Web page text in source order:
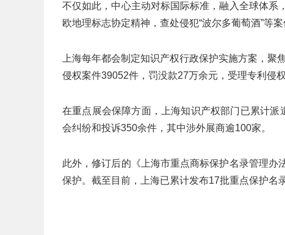
不仅如此，中心主动对标国际标准，融入全球体系
欧地理标志协定精神，查处侵犯“波尔多葡萄酒”等案
上海每年都会制定知识产权行政保护实施方案，
侵权案件39052件，罚没款27万余元，受理专利侵
在重点展会保障方面，上海知识产权部门已累计
会纠纷和投诉350余件，其中涉外展商逾100家。
此外，修订后的《上海市重点商标保护名录管理
保护。截至目前，上海已累计发布17批重点保护名